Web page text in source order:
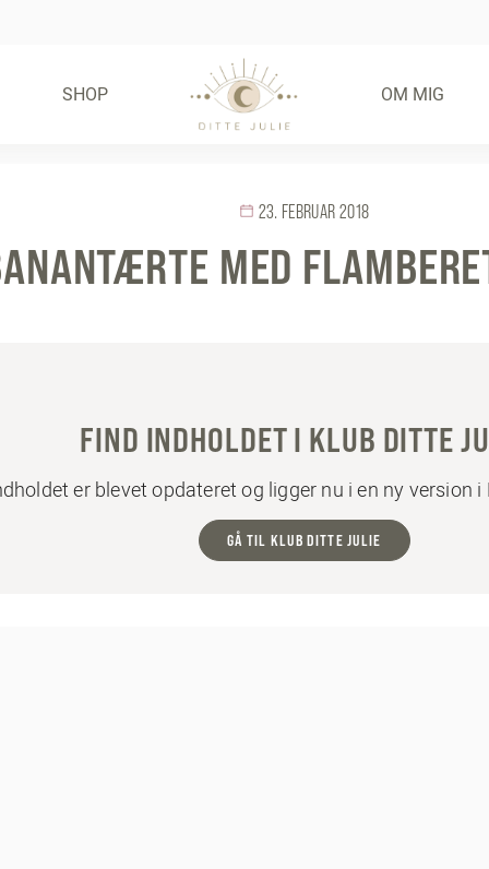
SHOP OM MIG
23. FEBRUAR 2018
MED
FIND INDHOLDET I KLUB DITTE
er blevet opdateret og ligger nu i en ny version i
GÅ TIL KLUB DITTE JULIE